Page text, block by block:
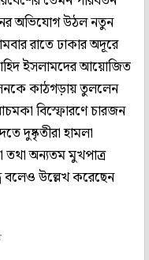
অভিযোগ উঠল নতুন
রাতে ঢাকার অদূরে
ইসলামদের আয়োজিত
কাঠগড়ায় তুললেন
বিস্ফোরণে চারজন
দুষ্কৃতীরা হামলা
তথা অন্যতম মুখপাত্র
বলেও উল্লেখ করেছেন